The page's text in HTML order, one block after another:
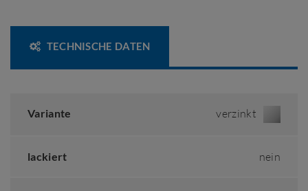
TECHNISCHE DATEN
Variante verzinkt
lackiert nein